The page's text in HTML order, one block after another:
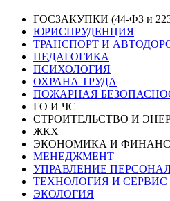
ГОСЗАКУПКИ (44-ФЗ и
ЮРИСПРУДЕНЦИЯ
ТРАНСПОРТ И
ПЕДАГОГИКА
ПСИХОЛОГИЯ
ОХРАНА ТРУДА
ПОЖАРНАЯ
ГО И ЧС
СТРОИТЕЛЬСТВО И
ЖКХ
ЭКОНОМИКА И
МЕНЕДЖМЕНТ
УПРАВЛЕНИЕ
ТЕХНОЛОГИЯ И СЕРВИС
ЭКОЛОГИЯ